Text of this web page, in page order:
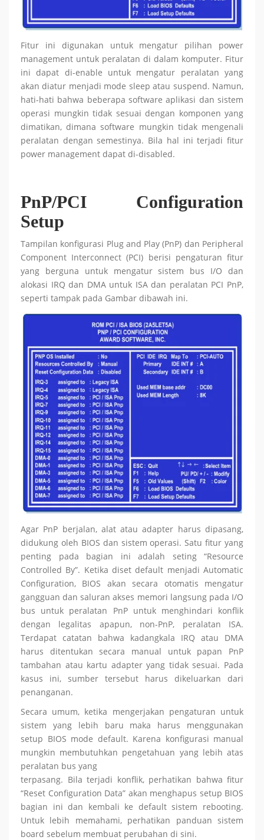
Fitur ini digunakan untuk mengatur pilihan power
management untuk peralatan di dalam komputer. Fitur
ini dapat di-enable untuk mengatur peralatan yang
akan diatur menjadi mode sleep atau suspend. Namun,
hati-hati bahwa beberapa software aplikasi dan sistem
operasi mungkin tidak sesuai dengan komponen yang
dimatikan, dimana software mungkin tidak mengenali
peralatan dengan semestinya. Bila hal ini terjadi fitur
power management dapat di-disabled.
PnP/PCI Configuration
Setup
Tampilan konfigurasi Plug and Play (PnP) dan Peripheral
Component Interconnect (PCI) berisi pengaturan fitur
yang berguna untuk mengatur sistem bus I/O dan
alokasi IRQ dan DMA untuk ISA dan peralatan PCI PnP,
seperti tampak pada Gambar dibawah ini.
Agar PnP berjalan, alat atau adapter harus dipasang,
didukung oleh BIOS dan sistem operasi. Satu fitur yang
penting pada bagian ini adalah seting “Resource
Controlled By”. Ketika diset default menjadi Automatic
Configuration, BIOS akan secara otomatis mengatur
gangguan dan saluran akses memori langsung pada I/O
bus untuk peralatan PnP untuk menghindari konflik
dengan legalitas apapun, non-PnP, peralatan ISA.
Terdapat catatan bahwa kadangkala IRQ atau DMA
harus ditentukan secara manual untuk papan PnP
tambahan atau kartu adapter yang tidak sesuai. Pada
kasus ini, sumber tersebut harus dikeluarkan dari
penanganan.
Secara umum, ketika mengerjakan pengaturan untuk
sistem yang lebih baru maka harus menggunakan
setup BIOS mode default. Karena konfigurasi manual
mungkin membutuhkan pengetahuan yang lebih atas
peralatan bus yang
terpasang. Bila terjadi konflik, perhatikan bahwa fitur
“Reset Configuration Data” akan menghapus setup BIOS
bagian ini dan kembali ke default sistem rebooting.
Untuk lebih memahami, perhatikan panduan sistem
board sebelum membuat perubahan di sini.